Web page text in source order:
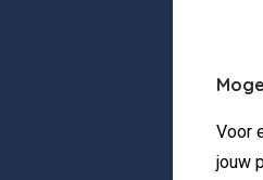
Voor
jouw